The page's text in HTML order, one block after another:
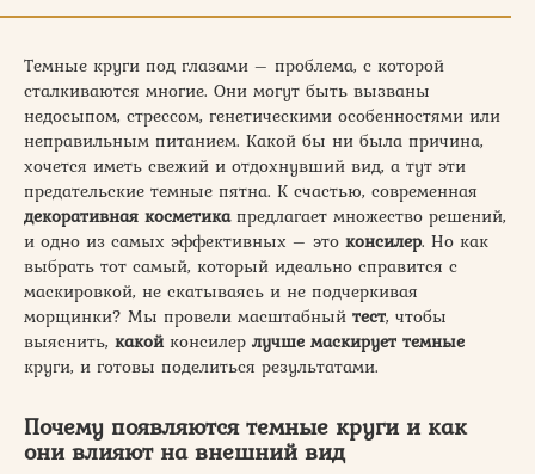
Темные круги под глазами – проблема, с которой
сталкиваются многие. Они могут быть вызваны
недосыпом, стрессом, генетическими особенностями или
неправильным питанием. Какой бы ни была причина,
хочется иметь свежий и отдохнувший вид, а тут эти
предательские темные пятна. К счастью, современная
декоративная косметикапредлагает множество решений,
и одно из самых эффективных – это консилер. Но как
выбрать тот самый, который идеально справится с
маскировкой, не скатываясь и не подчеркивая
морщинки? Мы провели масштабный тест, чтобы
выяснить, какойконсилер лучше маскирует темные
круги, и готовы поделиться результатами.
Почему появляются темные круги и как
они влияют на внешний вид